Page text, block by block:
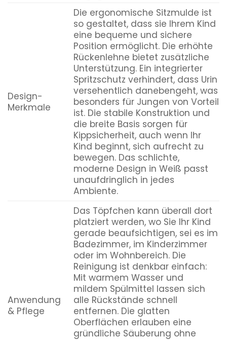
Design-
Merkmale
Die ergonomische Sitzmulde ist
so gestaltet, dass sie Ihrem Kind
eine bequeme und sichere
Position ermöglicht. Die erhöhte
Rückenlehne bietet zusätzliche
Unterstützung. Ein integrierter
Spritzschutz verhindert, dass Urin
versehentlich danebengeht, was
besonders für Jungen von Vorteil
ist. Die stabile Konstruktion und
die breite Basis sorgen für
Kippsicherheit, auch wenn Ihr
Kind beginnt, sich aufrecht zu
bewegen. Das schlichte,
moderne Design in Weiß passt
unaufdringlich in jedes
Ambiente.
Anwendung
& Pflege
Das Töpfchen kann überall dort
platziert werden, wo Sie Ihr Kind
gerade beaufsichtigen, sei es im
Badezimmer, im Kinderzimmer
oder im Wohnbereich. Die
Reinigung ist denkbar einfach:
Mit warmem Wasser und
mildem Spülmittel lassen sich
alle Rückstände schnell
entfernen. Die glatten
Oberflächen erlauben eine
gründliche Säuberung ohne